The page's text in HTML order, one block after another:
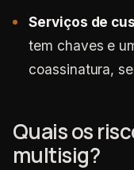
Serviços de
tem chaves e
coassinatura,
Quais os
multisig?